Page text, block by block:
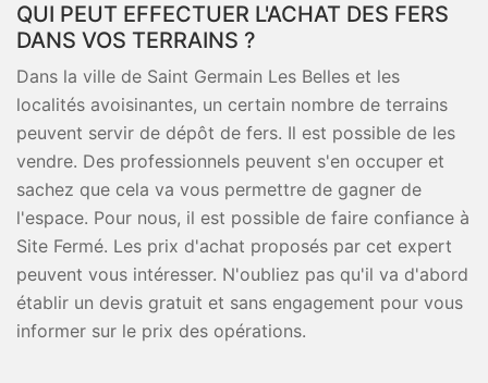
QUI PEUT EFFECTUER L'ACHAT DES FERS
DANS VOS TERRAINS ?
Dans la ville de Saint Germain Les Belles et les
localités avoisinantes, un certain nombre de terrains
peuvent servir de dépôt de fers. Il est possible de les
vendre. Des professionnels peuvent s'en occuper et
sachez que cela va vous permettre de gagner de
l'espace. Pour nous, il est possible de faire confiance à
Site Fermé. Les prix d'achat proposés par cet expert
peuvent vous intéresser. N'oubliez pas qu'il va d'abord
établir un devis gratuit et sans engagement pour vous
informer sur le prix des opérations.